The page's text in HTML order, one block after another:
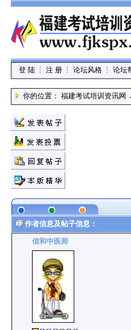
登 陆 ┆ 注 册 ┆ 论坛风格 ┆ 论坛
你的位置： 福建考试培训资讯网
作者信息及帖子信息：
信和中医师